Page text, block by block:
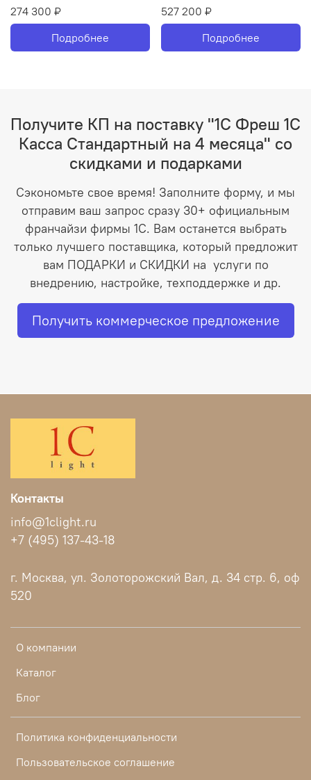
274 300 ₽
Подробнее
527 200 ₽
Подробнее
Получите КП на поставку "1С Фреш 1С
Касса Стандартный на 4 месяца" со
скидками и подарками
Сэкономьте свое время! Заполните форму, и мы
отправим ваш запрос сразу 30+ официальным
франчайзи фирмы 1С. Вам останется выбрать
только лучшего поставщика, который предложит
вам ПОДАРКИ и СКИДКИ на услуги по
внедрению, настройке, техподдержке и др.
Получить коммерческое предложение
О компании
Каталог
Блог
Политика конфиденциальности
Пользовательское соглашение
Контакты
info@1clight.ru
+7 (495) 137-43-18
г. Москва, ул. Золоторожский Вал, д. 34 стр. 6, оф
520